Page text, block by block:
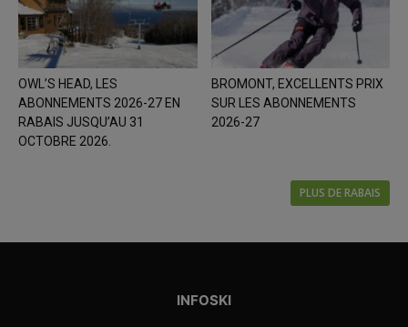
OWL’S HEAD, LES
ABONNEMENTS 2026-27 EN
RABAIS JUSQU’AU 31
OCTOBRE 2026.
BROMONT, EXCELLENTS PRIX
SUR LES ABONNEMENTS
2026-27
PLUS DE RABAIS
INFOSKI